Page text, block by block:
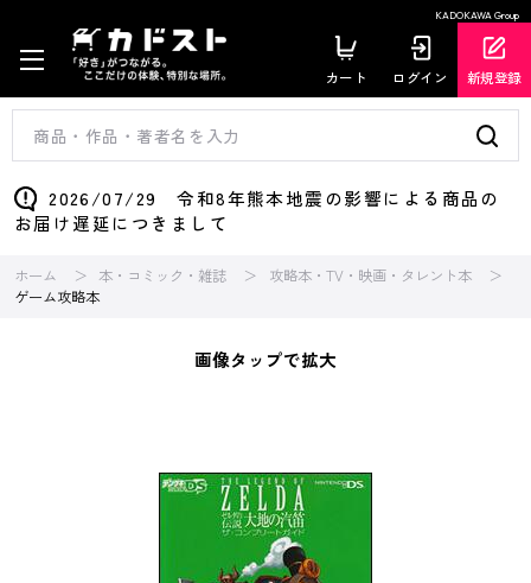
KADOKAWA Group
カート ログイン 新規登録
2026/07/29 令和8年熊本地震の影響による商品の
お届け遅延につきまして
ホーム 本・コミック・雑誌
攻略本・TV・映画・タレント本
ゲーム攻略本
画像タップで拡大